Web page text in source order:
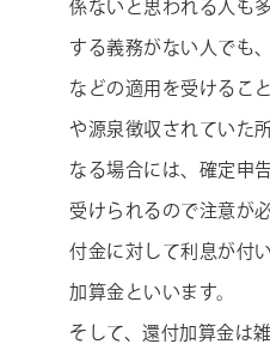
係ないと思われる人も
する義務がない人でも
などの適用を受けるこ
や源泉徴収されていた
なる場合には、確定申
受けられるので注意が
付金に対して利息が付
加算金といいます。
そして、還付加算金は